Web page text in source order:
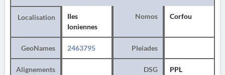
Localisation
Iles
Ioniennes
Nomos Corfou
GeoNames 2463795 Pleiades
Alignements
DSG PPL